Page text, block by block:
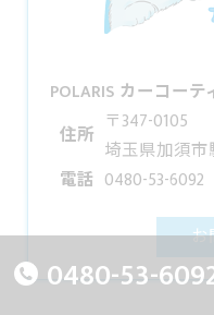
POLARIS カーコーテ
住所 〒347-0105
埼玉県加須市
電話 0480-53-6092
お
0480-53-